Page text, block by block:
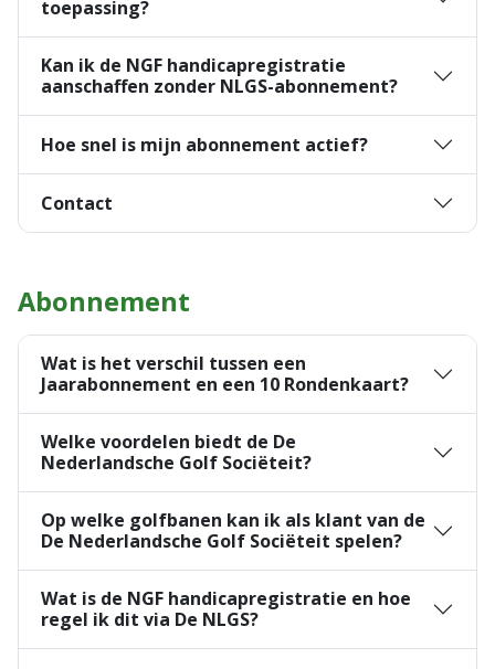
toepassing?
Kan ik de NGF handicapregistratie
aanschaffen zonder NLGS-abonnement?
Hoe snel is mijn abonnement actief?
Contact
Abonnement
Wat is het verschil tussen een
Jaarabonnement en een 10 Rondenkaart?
Welke voordelen biedt de De
Nederlandsche Golf Sociëteit?
Op welke golfbanen kan ik als klant van de
De Nederlandsche Golf Sociëteit spelen?
Wat is de NGF handicapregistratie en hoe
regel ik dit via De NLGS?